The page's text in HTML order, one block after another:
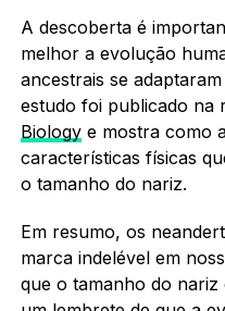
A descoberta é
melhor a evolução
ancestrais se
estudo foi publicado na
Biologye mostra como
características físicas
o tamanho do nariz.
Em resumo, os
marca indelével em
que o tamanho do nariz